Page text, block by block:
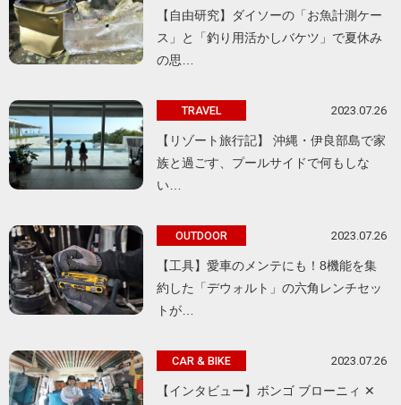
【自由研究】ダイソーの「お魚計測ケー
ス」と「釣り用活かしバケツ」で夏休み
の思…
TRAVEL 2023.07.26
【リゾート旅行記】 沖縄・伊良部島で家
族と過ごす、プールサイドで何もしな
い…
OUTDOOR 2023.07.26
【工具】愛車のメンテにも！8機能を集
約した「デウォルト」の六角レンチセッ
トが…
CAR & BIKE 2023.07.26
【インタビュー】ボンゴ ブローニィ ✕